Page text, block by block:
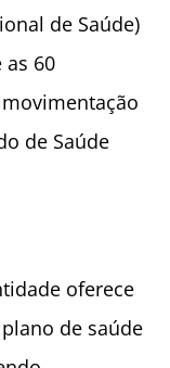
de Saúde)
as 60
de Saúde
oferece
de saúde